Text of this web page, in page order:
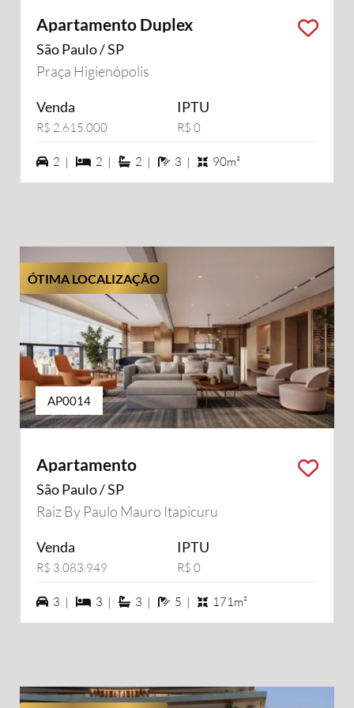
Apartamento Duplex
São Paulo / SP
Praça Higienópolis
Venda
R$ 2.615.000
IPTU
R$ 0
2 vagas na garagem
2 | 2 dormiórios
2 | 2 suítes
2 | 3 banheiros
3 | 90m²
ÓTIMA LOCALIZAÇÃO
AP0014
Apartamento
São Paulo / SP
Raiz By Paulo Mauro Itapicuru
Venda
R$ 3.083.949
IPTU
R$ 0
3 vagas na garagem
3 | 3 dormiórios
3 | 3 suítes
3 | 5 banheiros
5 | 171m²